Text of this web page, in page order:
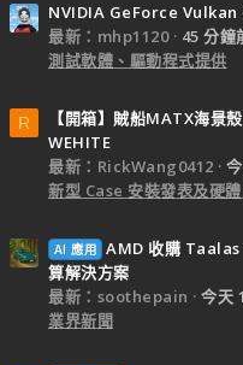
NVIDIA GeForce
最新：mhp1120
45 分鐘
測試軟體、驅動程式提供
R
【開箱】賊船MATX海景
WEHITE
最新：RickWang0412
新型 Case 安裝發表及硬
AI 應用 AMD 收購 Taalas
算解決方案
最新：soothepain
今天
業界新聞